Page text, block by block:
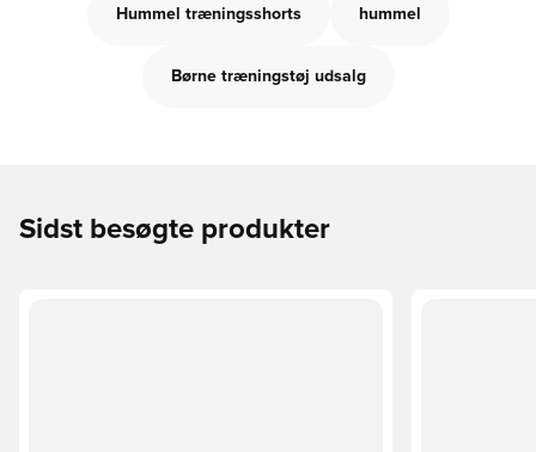
Hummel træningsshorts hummel
Børne træningstøj udsalg
Sidst besøgte produkter